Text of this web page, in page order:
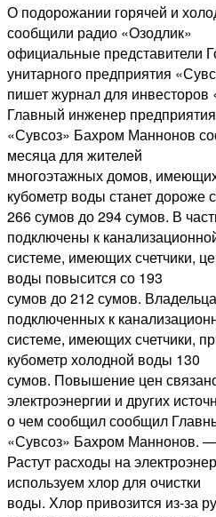
О подорожании горячей и
сообщили радио «Озодлик»
официальные представители
унитарного предприятия
пишет журнал для
Главный инженер предприятия
«Сувсоз» Бахром Маннонов
месяца для жителей
многоэтажных домов,
кубометр воды станет дороже с
266 сумов до 294 сумов. В
подключены к
системе, имеющих счетчики,
воды повысится со 193
сумов до 212 сумов.
подключенных к
системе, имеющих счетчики,
кубометр холодной воды 130
сумов. Повышение цен
электроэнергии и других
о чем сообщил сообщил
«Сувсоз» Бахром Маннонов. —
Растут расходы на
используем хлор для очистки
воды. Хлор привозится из-за